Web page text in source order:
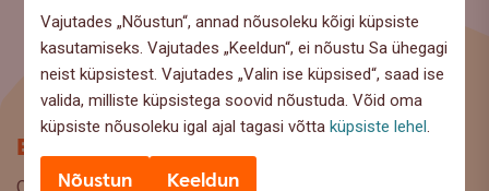
Vajutades „Nõustun“, annad nõusoleku kõigi küpsiste
kasutamiseks. Vajutades „Keeldun“, ei nõustu Sa ühegagi
neist küpsistest. Vajutades „Valin ise küpsised“, saad ise
valida, milliste küpsistega soovid nõustuda. Võid oma
küpsiste nõusoleku igal ajal tagasi võttaküpsiste lehel
Nõustun Keeldun
Blogi